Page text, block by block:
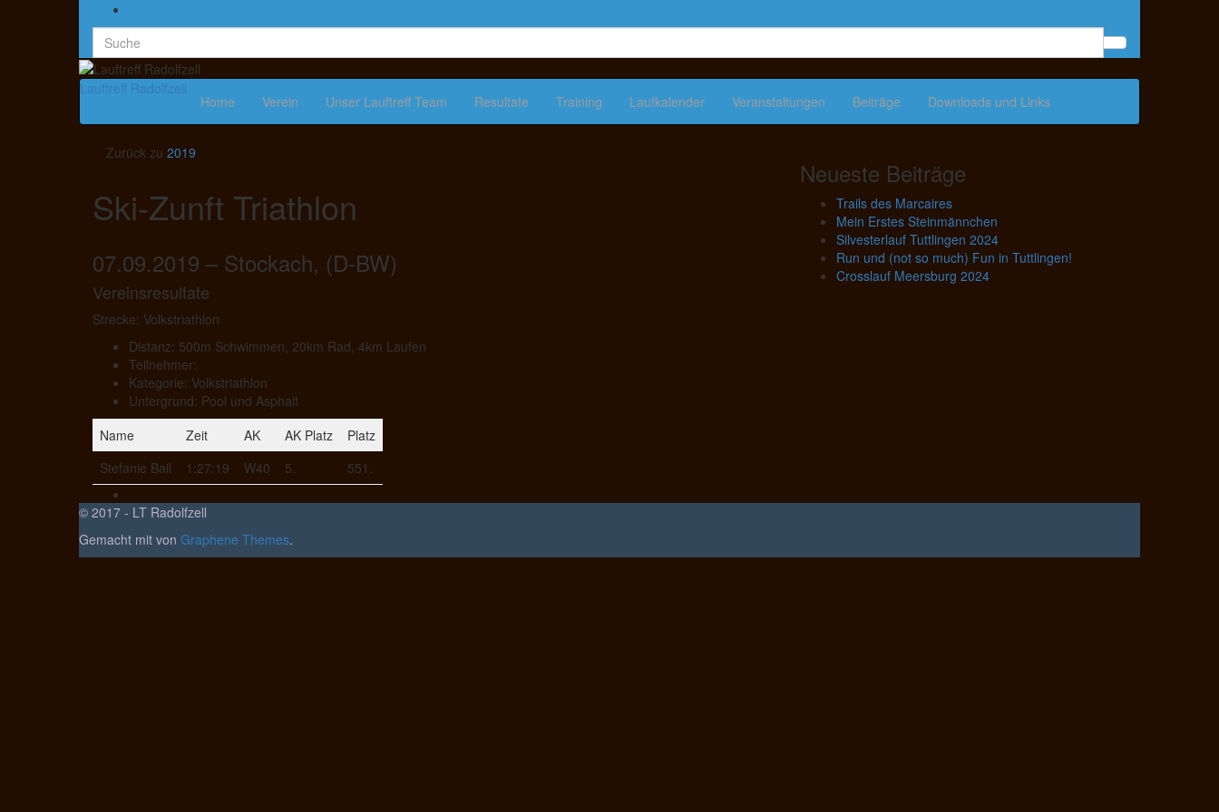
Lauftreff Radolfzell
Home Verein Unser Lauftreff Team Resultate Training Laufkalender Veranstaltungen Beiträge Downloads und Links
Zurück zu 2019
Ski-Zunft Triathlon
07.09.2019 – Stockach, (D-BW)
Vereinsresultate
Strecke: Volkstriathlon
Distanz: 500m Schwimmen, 20km Rad, 4km Laufen
Teilnehmer:
Kategorie: Volkstriathlon
Untergrund: Pool und Asphalt
Name
Zeit AK AK Platz
Platz
Stefanie Bail
1:27:19 W40 5. 551.
Neueste Beiträge
Trails des Marcaires
Mein Erstes Steinmännchen
Silvesterlauf Tuttlingen 2024
Run und (not so much) Fun in Tuttlingen!
Crosslauf Meersburg 2024
© 2017 - LT Radolfzell
Gemacht mit von Graphene Themes.